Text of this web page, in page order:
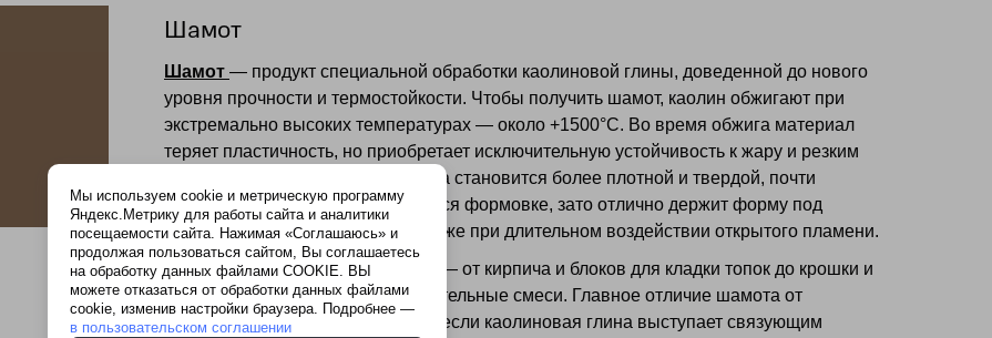
Шамот
Шамот — продукт специальной обработки каолиновой глины, доведенной до нового
уровня прочности и термостойкости. Чтобы получить шамот, каолин обжигают при
экстремально высоких температурах — около +1500°С. Во время обжига материал
теряет пластичность, но приобретает исключительную устойчивость к жару и резким
перепадам температур. Структура становится более плотной и твердой, почти
каменной. Шамот уже не поддаётся формовке, зато отлично держит форму под
нагрузкой и не деформируется даже при длительном воздействии открытого пламени.
Выпускают его в разных формах — от кирпича и блоков для кладки топок до крошки и
порошка для добавления в строительные смеси. Главное отличие шамота от
исходного каолина — в его роли: если каолиновая глина выступает связующим
Мы используем cookie и метрическую программу
Яндекс.Метрику для работы сайта и аналитики
посещаемости сайта. Нажимая «Соглашаюсь» и
продолжая пользоваться сайтом, Вы соглашаетесь
на обработку данных файлами COOKIE. ВЫ
можете отказаться от обработки данных файлами
cookie, изменив настройки браузера. Подробнее —
в пользовательском соглашении